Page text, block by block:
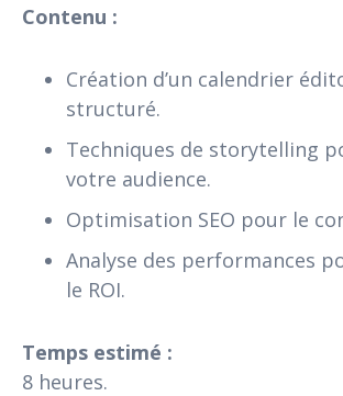
Contenu :
Création d’un calendrier
structuré.
Techniques de storytelling
votre audience.
Optimisation SEO pour le
Analyse des performances
le ROI.
Temps estimé :
8 heures.